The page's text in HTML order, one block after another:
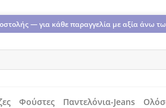
— για κάθε παραγγελία με αξία
Φούστες Παντελόνια-Jeans